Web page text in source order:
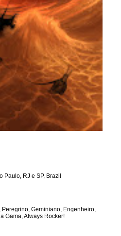
Paulo, RJ e SP, Brazil
Geminiano, Engenheiro,
Gama, Always Rocker!